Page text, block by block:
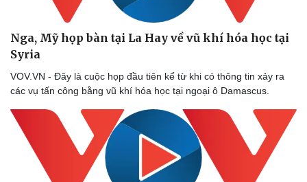
Nga, Mỹ họp bàn tại La Hay về vũ khí hóa học tại
Syria
VOV.VN - Đây là cuộc họp đầu tiên kể từ khi có thông tin xảy ra
các vụ tấn công bằng vũ khí hóa học tại ngoại ô Damascus.